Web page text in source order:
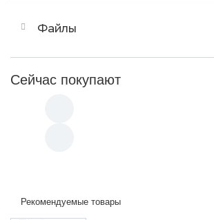
Файлы
Сейчас покупают
Рекомендуемые товары